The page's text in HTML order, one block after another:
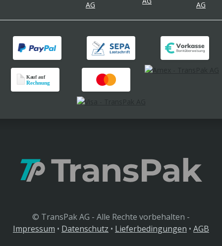
© TransPak AG - Alle Rechte vorbehalten -
Impressum • Datenschutz • Lieferbedingungen • AGB